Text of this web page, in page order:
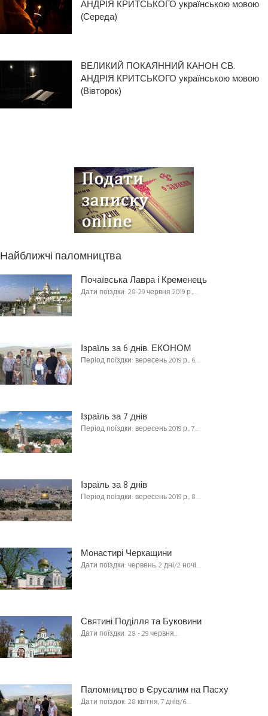
АНДРІЯ КРИТСЬКОГО українською мовою
(Середа)
ВЕЛИКИЙ ПОКАЯННИЙ КАНОН СВ.
АНДРІЯ КРИТСЬКОГО українською мовою
(Вівторок)
Найближчі паломництва
Почаївська Лавра і Кременець
Дати поїздки: 28-29 червня 2019 р.,…
Ізраїль за 6 днів. ЕКОНОМ
Період поїздки: вересень 2019 р., 6…
Ізраїль за 7 днів
Період поїздки: вересень 2019 р., 7…
Ізраїль за 8 днів
Період поїздки: вересень 2019 р., 8…
Монастирі Черкащини
Дати поїздки: червень, 2 дні/2 ночі…
Святині Поділля та Буковини
Дати поїздки: 28 - 29 червня…
Паломництво в Єрусалим на Пасху
Дати поїздок: 28 квітня, 7 днів/6…